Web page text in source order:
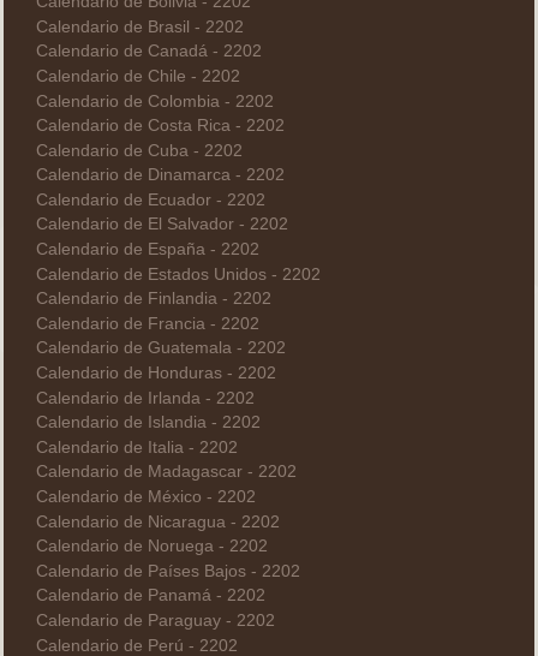
Calendario de Brasil - 2202
Calendario de Canadá - 2202
Calendario de Chile - 2202
Calendario de Colombia - 2202
Calendario de Costa Rica - 2202
Calendario de Cuba - 2202
Calendario de Dinamarca - 2202
Calendario de Ecuador - 2202
Calendario de El Salvador - 2202
Calendario de España - 2202
Calendario de Estados Unidos - 2202
Calendario de Finlandia - 2202
Calendario de Francia - 2202
Calendario de Guatemala - 2202
Calendario de Honduras - 2202
Calendario de Irlanda - 2202
Calendario de Islandia - 2202
Calendario de Italia - 2202
Calendario de Madagascar - 2202
Calendario de México - 2202
Calendario de Nicaragua - 2202
Calendario de Noruega - 2202
Calendario de Países Bajos - 2202
Calendario de Panamá - 2202
Calendario de Paraguay - 2202
Calendario de Perú - 2202